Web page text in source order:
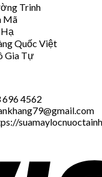
Trinh
Mã
Quốc Việt
Gia Tự
4562